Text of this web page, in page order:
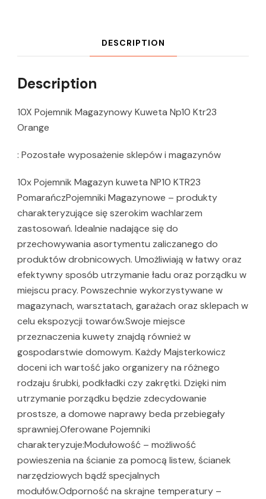
DESCRIPTION
Description
10X Pojemnik Magazynowy Kuweta Np10 Ktr23
Orange
: Pozostałe wyposażenie sklepów i magazynów
10x Pojemnik Magazyn kuweta NP10 KTR23
PomarańczPojemniki Magazynowe – produkty
charakteryzujące się szerokim wachlarzem
zastosowań. Idealnie nadające się do
przechowywania asortymentu zaliczanego do
produktów drobnicowych. Umożliwiają w łatwy oraz
efektywny sposób utrzymanie ładu oraz porządku w
miejscu pracy. Powszechnie wykorzystywane w
magazynach, warsztatach, garażach oraz sklepach w
celu ekspozycji towarów.Swoje miejsce
przeznaczenia kuwety znajdą również w
gospodarstwie domowym. Każdy Majsterkowicz
doceni ich wartość jako organizery na różnego
rodzaju śrubki, podkładki czy zakrętki. Dzięki nim
utrzymanie porządku będzie zdecydowanie
prostsze, a domowe naprawy beda przebiegały
sprawniej.Oferowane Pojemniki
charakteryzuje:Modułowość – możliwość
powieszenia na ścianie za pomocą listew, ścianek
narzędziowych bądź specjalnych
modułów.Odporność na skrajne temperatury –